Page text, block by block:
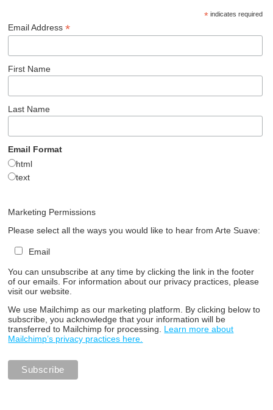
*indicates required
Email Address*
First Name
Last Name
Email Format
html
text
Marketing Permissions
Please select all the ways you would like to hear from Arte Suave:
Email
You can unsubscribe at any time by clicking the link in the footer
of our emails. For information about our privacy practices, please
visit our website.
We use Mailchimp as our marketing platform. By clicking below to
subscribe, you acknowledge that your information will be
transferred to Mailchimp for processing. Learn more about
Mailchimp’s privacy practices here.